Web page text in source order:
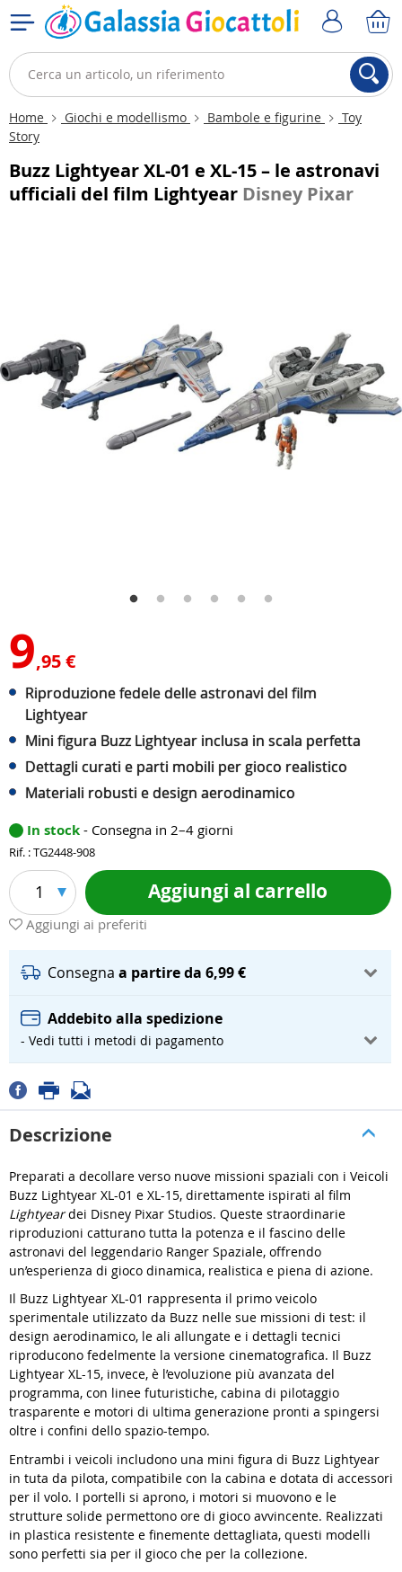
Home Giochi e modellismo Bambole e figurine
Toy
Story
Buzz Lightyear XL-01 e XL-15 – le astronavi
ufficiali del film Lightyear Disney Pixar
9,95 €
Riproduzione fedele delle astronavi del film
Lightyear
Mini figura Buzz Lightyear inclusa in scala perfetta
Dettagli curati e parti mobili per gioco realistico
Materiali robusti e design aerodinamico
In stock - Consegna in 2–4 giorni
Rif. : TG2448-908
1 Aggiungi al carrello
Aggiungi ai preferiti
Consegna a partire da 6,99 €
Addebito alla spedizione
- Vedi tutti i metodi di pagamento
Descrizione
Preparati a decollare verso nuove missioni spaziali con i Veicoli
Buzz Lightyear XL-01 e XL-15, direttamente ispirati al film
Lightyeardei Disney Pixar Studios. Queste straordinarie
riproduzioni catturano tutta la potenza e il fascino delle
astronavi del leggendario Ranger Spaziale, offrendo
un’esperienza di gioco dinamica, realistica e piena di azione.
Il Buzz Lightyear XL-01 rappresenta il primo veicolo
sperimentale utilizzato da Buzz nelle sue missioni di test: il
design aerodinamico, le ali allungate e i dettagli tecnici
riproducono fedelmente la versione cinematografica. Il Buzz
Lightyear XL-15, invece, è l’evoluzione più avanzata del
programma, con linee futuristiche, cabina di pilotaggio
trasparente e motori di ultima generazione pronti a spingersi
oltre i confini dello spazio-tempo.
Entrambi i veicoli includono una mini figura di Buzz Lightyear
in tuta da pilota, compatibile con la cabina e dotata di accessori
per il volo. I portelli si aprono, i motori si muovono e le
strutture solide permettono ore di gioco avvincente. Realizzati
in plastica resistente e finemente dettagliata, questi modelli
sono perfetti sia per il gioco che per la collezione.